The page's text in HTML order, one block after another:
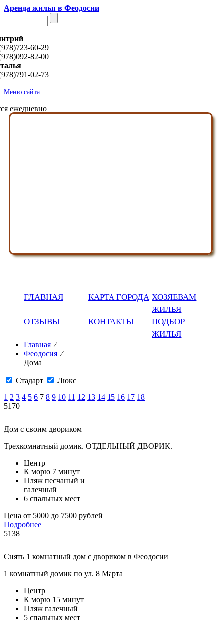
Аренда жилья в Феодосии
60-29
82-00
02-73
Меню сайта
ежедневно
ГЛАВНАЯ КАРТА ГОРОДА ХОЗЯЕВАМ
ЖИЛЬЯ
ОТЗЫВЫ
КОНТАКТЫ
ПОДБОР
ЖИЛЬЯ
Главная ⁄
Феодосия ⁄
Дома
Стадарт
Люкс
1 2 3 4 5 6 7 8 9 10 11 12 13 14 15 16 17 18
5170
Дом с своим двориком
Трехкомнатный домик. ОТДЕЛЬНЫЙ ДВОРИК.
Центр
К морю 7 минут
Пляж песчаный и
галечный
6 спальных мест
Цена от 5000 до 7500 рублей
Подробнее
5138
Снять 1 комнатный дом с двориком в Феодосии
1 комнатный домик по ул. 8 Марта
Центр
К морю 15 минут
Пляж галечный
5 спальных мест